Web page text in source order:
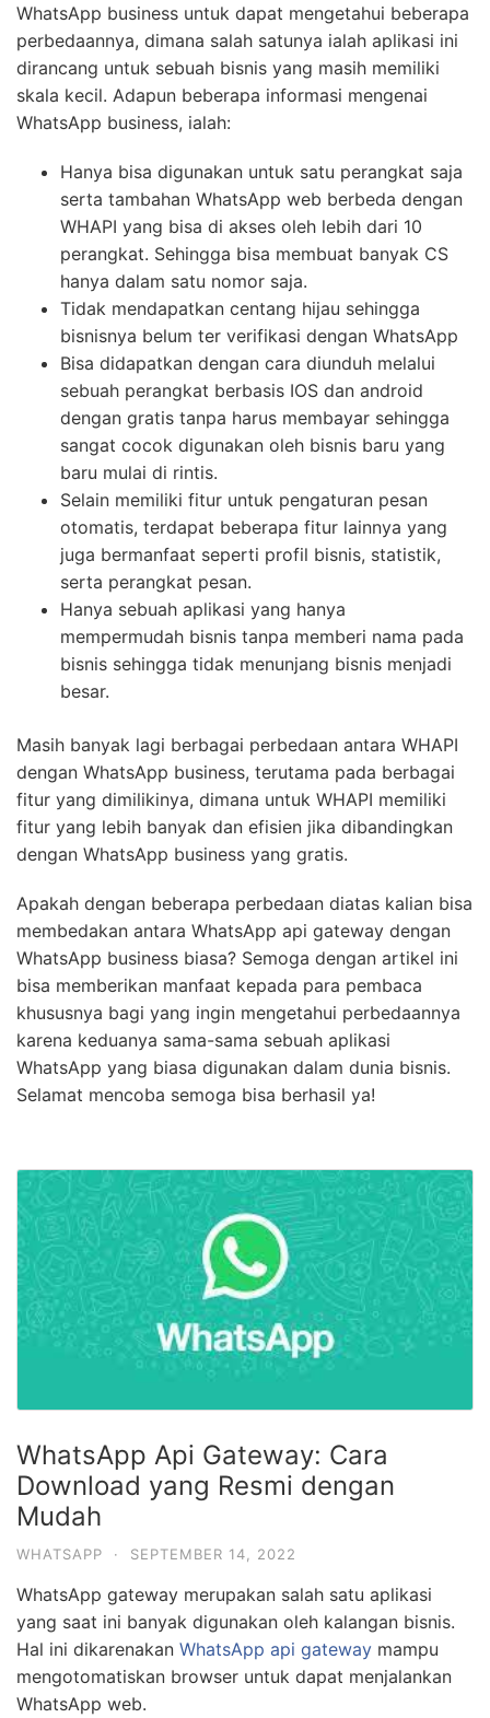
WhatsApp business untuk dapat mengetahui beberapa
perbedaannya, dimana salah satunya ialah aplikasi ini
dirancang untuk sebuah bisnis yang masih memiliki
skala kecil. Adapun beberapa informasi mengenai
WhatsApp business, ialah:
Hanya bisa digunakan untuk satu perangkat saja
serta tambahan WhatsApp web berbeda dengan
WHAPI yang bisa di akses oleh lebih dari 10
perangkat. Sehingga bisa membuat banyak CS
hanya dalam satu nomor saja.
Tidak mendapatkan centang hijau sehingga
bisnisnya belum ter verifikasi dengan WhatsApp
Bisa didapatkan dengan cara diunduh melalui
sebuah perangkat berbasis IOS dan android
dengan gratis tanpa harus membayar sehingga
sangat cocok digunakan oleh bisnis baru yang
baru mulai di rintis.
Selain memiliki fitur untuk pengaturan pesan
otomatis, terdapat beberapa fitur lainnya yang
juga bermanfaat seperti profil bisnis, statistik,
serta perangkat pesan.
Hanya sebuah aplikasi yang hanya
mempermudah bisnis tanpa memberi nama pada
bisnis sehingga tidak menunjang bisnis menjadi
besar.
Masih banyak lagi berbagai perbedaan antara WHAPI
dengan WhatsApp business, terutama pada berbagai
fitur yang dimilikinya, dimana untuk WHAPI memiliki
fitur yang lebih banyak dan efisien jika dibandingkan
dengan WhatsApp business yang gratis.
Apakah dengan beberapa perbedaan diatas kalian bisa
membedakan antara WhatsApp api gateway dengan
WhatsApp business biasa? Semoga dengan artikel ini
bisa memberikan manfaat kepada para pembaca
khususnya bagi yang ingin mengetahui perbedaannya
karena keduanya sama-sama sebuah aplikasi
WhatsApp yang biasa digunakan dalam dunia bisnis.
Selamat mencoba semoga bisa berhasil ya!
WhatsApp Api Gateway: Cara
Download yang Resmi dengan
Mudah
WHATSAPP · SEPTEMBER 14, 2022
WhatsApp gateway merupakan salah satu aplikasi
yang saat ini banyak digunakan oleh kalangan bisnis.
Hal ini dikarenakan WhatsApp api gateway mampu
mengotomatiskan browser untuk dapat menjalankan
WhatsApp web.